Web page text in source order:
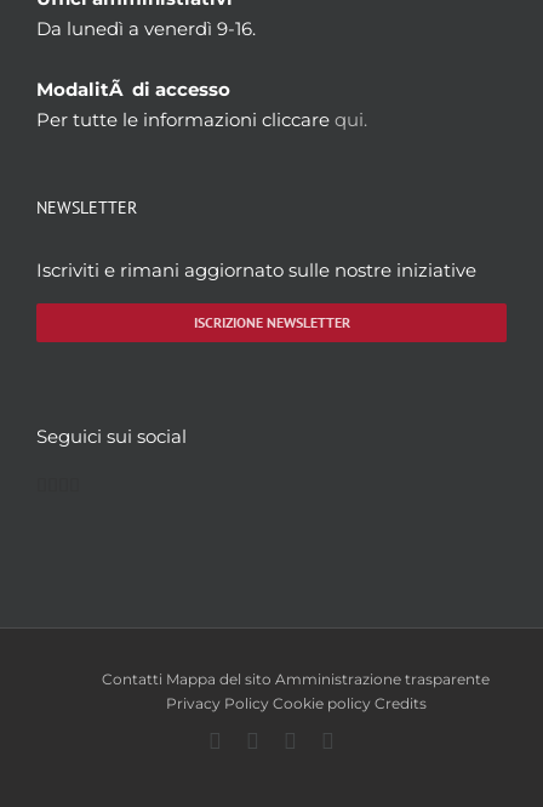
Da lunedì a venerdì 9-16.
ModalitÃ di accesso
Per tutte le informazioni cliccare qui.
NEWSLETTER
Iscriviti e rimani aggiornato sulle nostre iniziative
ISCRIZIONE NEWSLETTER
Seguici sui social
Contatti Mappa del sito Amministrazione trasparente
Privacy Policy Cookie policy Credits
Facebook
TwitterYouTube